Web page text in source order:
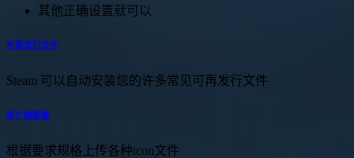
其他正确设置就可以
可再发行文件
Steam 可以自动安装您的许多常见可再发行文件
客户端图像
根据要求规格上传各种icon文件